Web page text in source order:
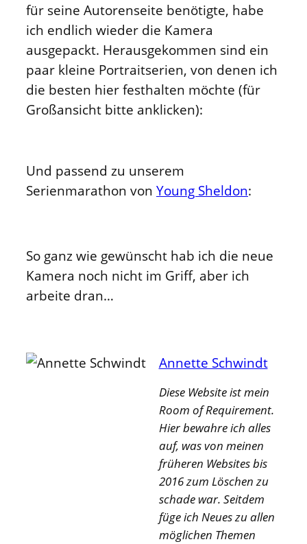
für seine Autorenseite benötigte, habe
ich endlich wieder die Kamera
ausgepackt. Herausgekommen sind ein
paar kleine Portraitserien, von denen ich
die besten hier festhalten möchte (für
Großansicht bitte anklicken):
Und passend zu unserem
Serienmarathon von Young Sheldon:
So ganz wie gewünscht hab ich die neue
Kamera noch nicht im Griff, aber ich
arbeite dran…
Annette Schwindt
Diese Website ist mein
Room of Requirement.
Hier bewahre ich alles
auf, was von meinen
früheren Websites bis
2016 zum Löschen zu
schade war. Seitdem
füge ich Neues zu allen
möglichen Themen